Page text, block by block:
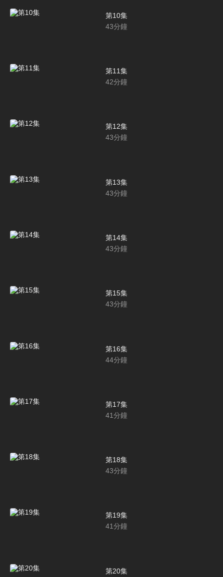
第10集
43分鐘
第11集
42分鐘
第12集
43分鐘
第13集
43分鐘
第14集
43分鐘
第15集
43分鐘
第16集
44分鐘
第17集
41分鐘
第18集
43分鐘
第19集
41分鐘
第20集